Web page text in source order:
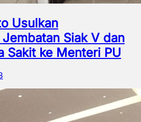
Usulkan
Siak V dan
Sakit ke Menteri PU